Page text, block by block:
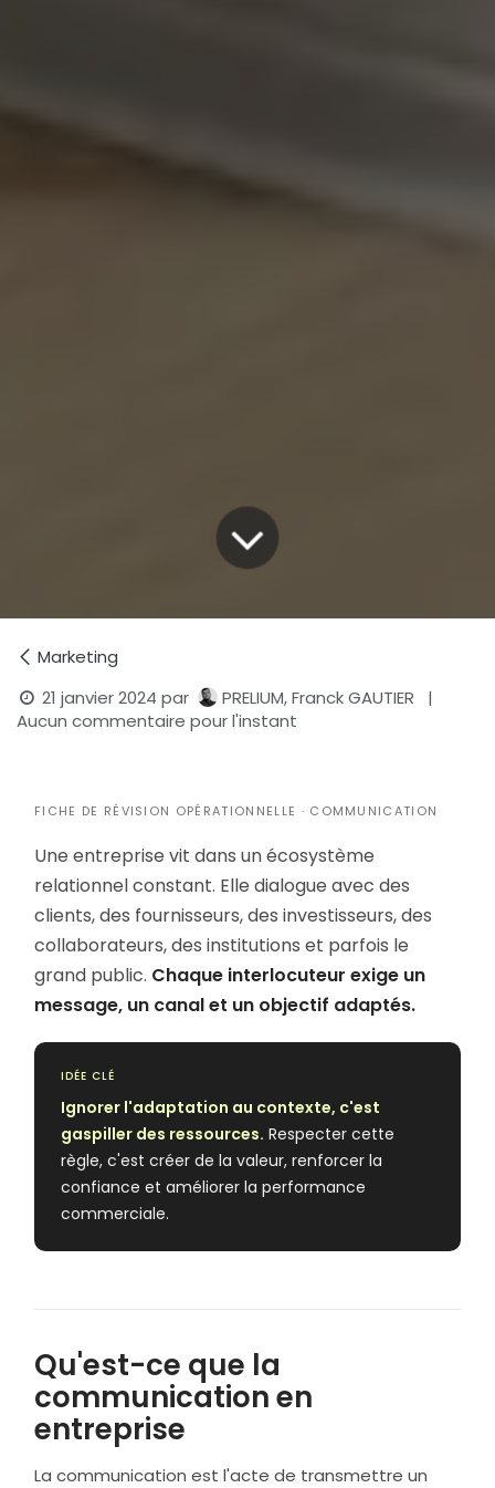
Marketing
21 janvier 2024 par PRELIUM, Franck GAUTIER
|
Aucun commentaire pour l'instant
FICHE DE RÉVISION OPÉRATIONNELLE · COMMUNICATION
Une entreprise vit dans un écosystème
relationnel constant. Elle dialogue avec des
clients, des fournisseurs, des investisseurs, des
collaborateurs, des institutions et parfois le
grand public. Chaque interlocuteur exige un
message, un canal et un objectif adaptés.
IDÉE CLÉ
Ignorer l'adaptation au contexte, c'est
gaspiller des ressources. Respecter cette
règle, c'est créer de la valeur, renforcer la
confiance et améliorer la performance
commerciale.
Qu'est-ce que la
communication en
entreprise
La communication est l'acte de transmettre un